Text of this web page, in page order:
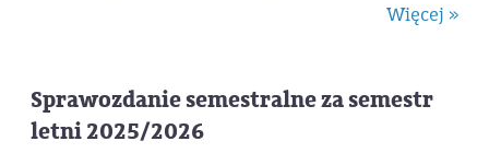
Więcej »
Sprawozdanie semestralne za semestr
letni 2025/2026